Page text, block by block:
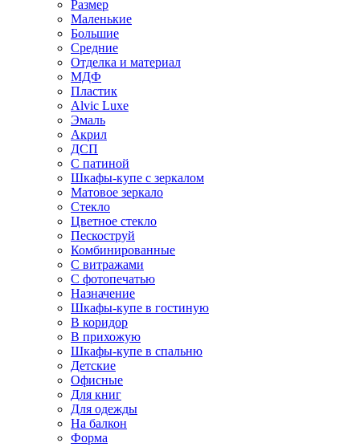
Размер
Маленькие
Большие
Средние
Отделка и материал
МДФ
Пластик
Alvic Luxe
Эмаль
Акрил
ДСП
С патиной
Шкафы-купе с зеркалом
Матовое зеркало
Стекло
Цветное стекло
Пескоструй
Комбинированные
С витражами
С фотопечатью
Назначение
Шкафы-купе в гостиную
В коридор
В прихожую
Шкафы-купе в спальню
Детские
Офисные
Для книг
Для одежды
На балкон
Форма